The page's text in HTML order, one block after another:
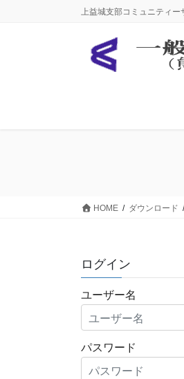
上益城支部コミュニティー
HOME ダウンロード
ログイン
ユーザー名
パスワード